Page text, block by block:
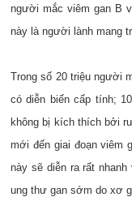
người mắc viêm gan B
này là người lành mang
Trong số 20 triệu người
có diễn biến cấp tính;
không bị kích thích bởi
mới đến giai đoạn viêm
này sẽ diễn ra rất
ung thư gan sớm do xơ